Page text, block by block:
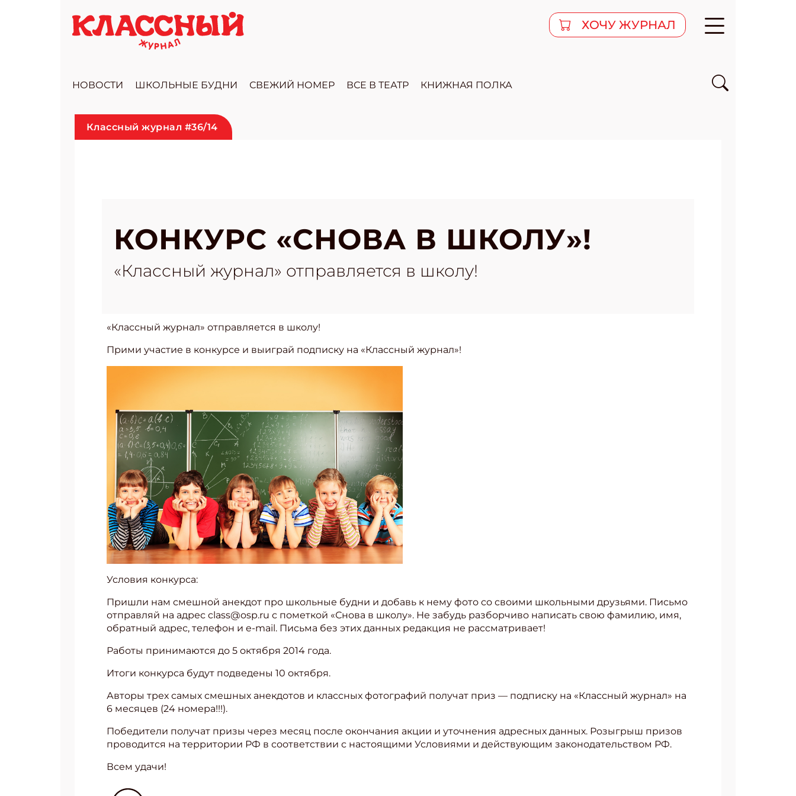
ХОЧУ ЖУРНАЛ
НОВОСТИ ШКОЛЬНЫЕ БУДНИ СВЕЖИЙ НОМЕР ВСЕ В ТЕАТР КНИЖНАЯ ПОЛКА
Классный журнал #36/14
КОНКУРС «СНОВА В ШКОЛУ»!
«Классный журнал» отправляется в школу!
«Классный журнал» отправляется в школу!
Прими участие в конкурсе и выиграй подписку на «Классный журнал»!
Условия конкурса:
Пришли нам смешной анекдот про школьные будни и добавь к нему фото со своими школьными друзьями. Письмо
отправляй на адрес class@osp.ru с пометкой «Снова в школу». Не забудь разборчиво написать свою фамилию, имя,
обратный адрес, телефон и e-mail. Письма без этих данных редакция не рассматривает!
Работы принимаются до 5 октября 2014 года.
Итоги конкурса будут подведены 10 октября.
Авторы трех самых смешных анекдотов и классных фотографий получат приз — подписку на «Классный журнал» на
6 месяцев (24 номера!!!).
Победители получат призы через месяц после окончания акции и уточнения адресных данных. Розыгрыш призов
проводится на территории РФ в соответствии с настоящими Условиями и действующим законодательством РФ.
Всем удачи!